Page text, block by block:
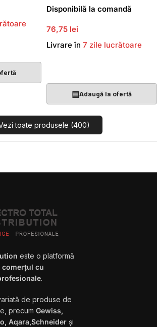
Disponibilă la comandă
76,75 lei
Livrare în 7 zile lucrătoare
▤Adaugă la ofertă
toate produsele (400)
este o platformă
comerțul cu
.
de produse de
precum Gewiss,
Aqara,Schneider și